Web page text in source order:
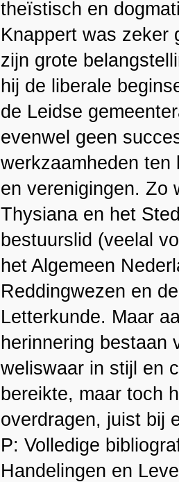
theïstisch en
Knappert was zeker
zijn grote
hij de liberale
de Leidse
evenwel geen
werkzaamheden ten
en verenigingen. Zo
Thysiana en het
bestuurslid (veelal
het Algemeen
Reddingwezen en
Letterkunde. Maar
herinnering bestaan
weliswaar in stijl en
bereikte, maar toch
overdragen, juist bij
P: Volledige
Handelingen en